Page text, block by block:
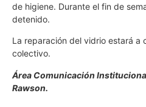
de higiene. Durante el fin de
detenido.
La reparación del vidrio estará a
colectivo.
Área Comunicación
Rawson.